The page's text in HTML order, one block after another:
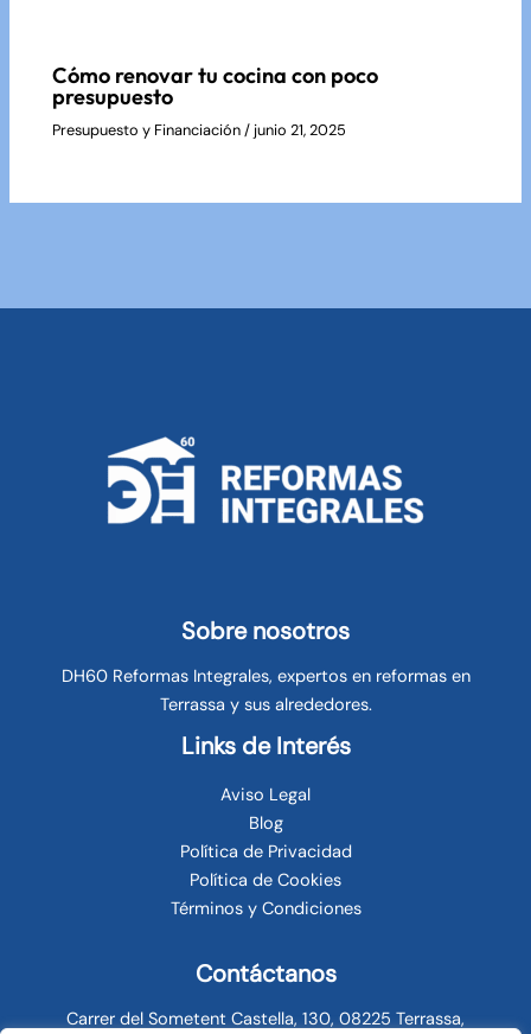
Cómo renovar tu cocina con poco
presupuesto
Presupuesto y Financiación/ junio 21, 2025
Sobre nosotros
DH60 Reformas Integrales, expertos en reformas en
Terrassa y sus alrededores.
Links de Interés
Aviso Legal
Blog
Política de Privacidad
Política de Cookies
Términos y Condiciones
Contáctanos
Carrer del Sometent Castella, 130, 08225 Terrassa,